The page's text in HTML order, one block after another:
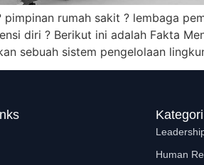
rumah sakit ? lembaga
diri ? Berikut ini adalah Fakta
sebuah sistem pengelolaan
Human